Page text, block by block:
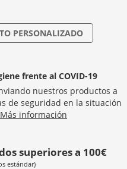
PERSONALIZADO
frente al COVID-19
nuestros productos a
de seguridad en la situación
Más información
superiores a 100€
estándar)